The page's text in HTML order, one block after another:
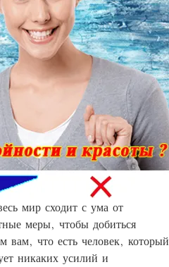
мир сходит с ума от
меры, чтобы добиться
вам, что есть человек, который
никаких усилий и